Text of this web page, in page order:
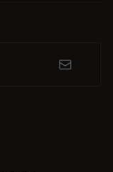
サービス
よい生活空間を創造
ス！